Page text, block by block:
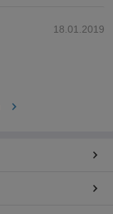
18.01.2019